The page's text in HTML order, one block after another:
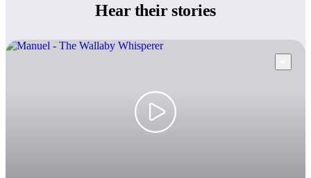
Heartheir stories